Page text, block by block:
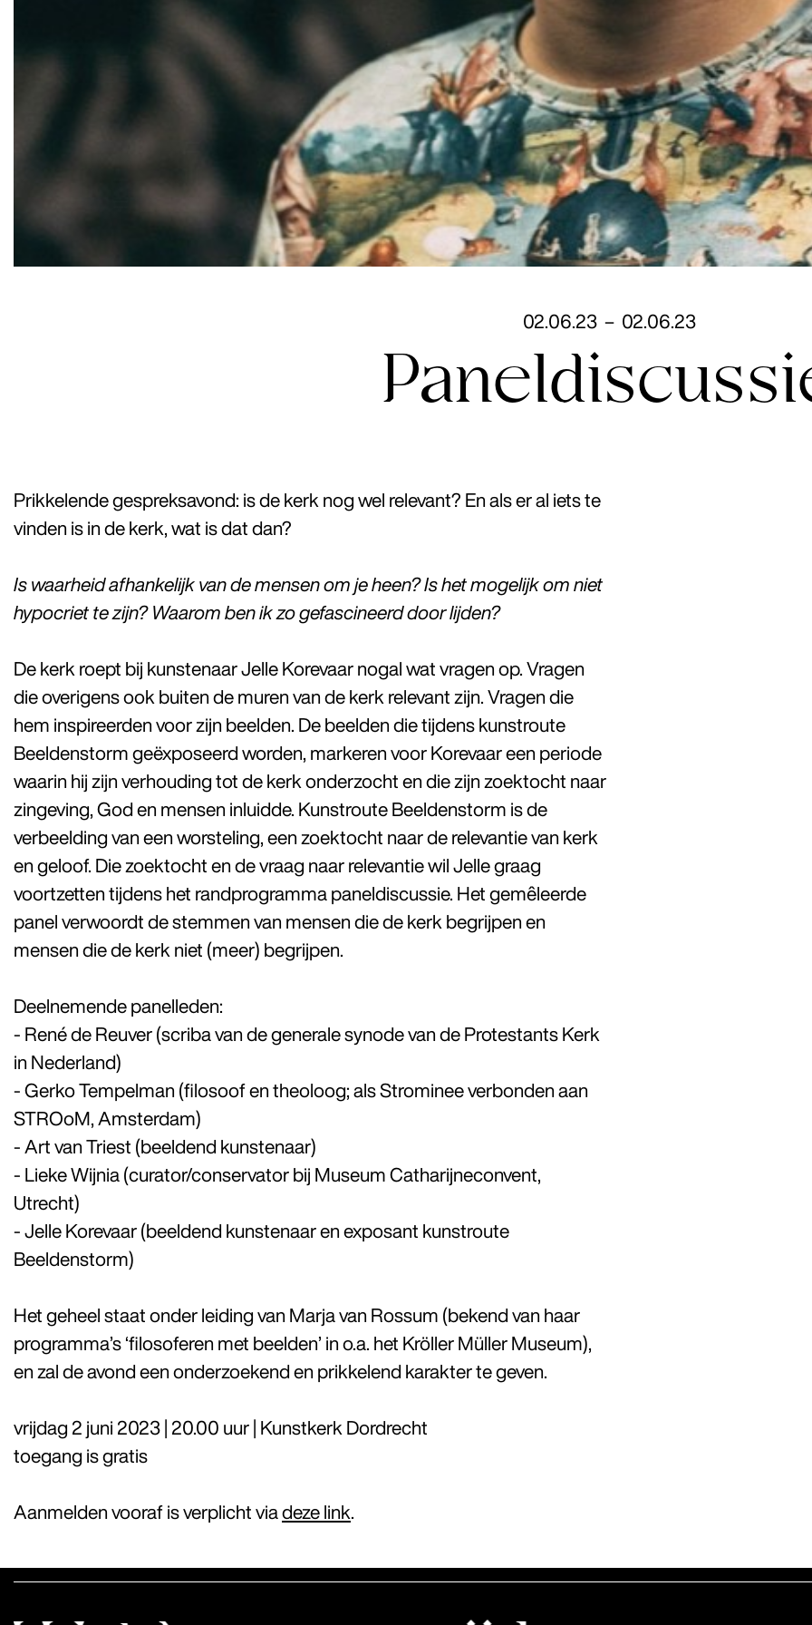
02 06 23– 02 06 23
Prikkelende gespreksavond: is de kerk nog wel relevant? En als er al iets te
vinden is in de kerk, wat is dat dan?
Is waarheid afhankelijk van de mensen om je heen? Is het mogelijk om niet
hypocriet te zijn? Waarom ben ik zo gefascineerd door lijden?
De kerk roept bij kunstenaar Jelle Korevaar nogal wat vragen op. Vragen
die overigens ook buiten de muren van de kerk relevant zijn. Vragen die
hem inspireerden voor zijn beelden. De beelden die tijdens kunstroute
Beeldenstorm geëxposeerd worden, markeren voor Korevaar een periode
waarin hij zijn verhouding tot de kerk onderzocht en die zijn zoektocht naar
zingeving, God en mensen inluidde. Kunstroute Beeldenstorm is de
verbeelding van een worsteling, een zoektocht naar de relevantie van kerk
en geloof. Die zoektocht en de vraag naar relevantie wil Jelle graag
voortzetten tijdens het randprogramma paneldiscussie. Het gemêleerde
panel verwoordt de stemmen van mensen die de kerk begrijpen en
mensen die de kerk niet (meer) begrijpen.
Deelnemende panelleden:
- René de Reuver (scriba van de generale synode van de Protestants Kerk
in Nederland)
- Gerko Tempelman (filosoof en theoloog; als Strominee verbonden aan
STROoM, Amsterdam)
- Art van Triest (beeldend kunstenaar)
- Lieke Wijnia (curator/conservator bij Museum Catharijneconvent,
Utrecht)
- Jelle Korevaar (beeldend kunstenaar en exposant kunstroute
Beeldenstorm)
Het geheel staat onder leiding van Marja van Rossum (bekend van haar
programma’s ‘filosoferen met beelden’ in o.a. het Kröller Müller Museum),
en zal de avond een onderzoekend en prikkelend karakter te geven.
vrijdag 2 juni 2023 | 20.00 uur | Kunstkerk Dordrecht
toegang is gratis
Aanmelden vooraf is verplicht via deze link